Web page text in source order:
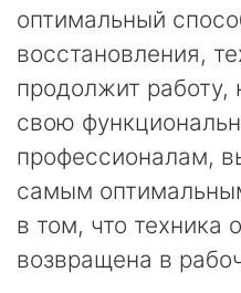
оптимальный
восстановления,
продолжит работу,
свою
профессионалам,
самым
в том, что техника
возвращена в